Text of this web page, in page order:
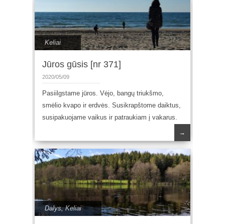
Keliai
Jūros gūsis [nr 371]
2020/05/09
Pasiilgstame jūros. Vėjo, bangų triukšmo,
smėlio kvapo ir erdvės. Susikrapštome daiktus,
susipakuojame vaikus ir patraukiam į vakarus.
→
Dalys,Keliai